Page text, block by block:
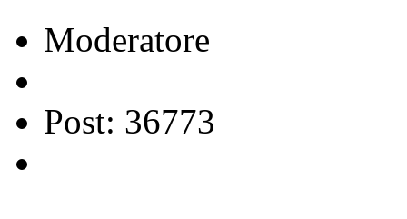
Moderatore
Post: 36773